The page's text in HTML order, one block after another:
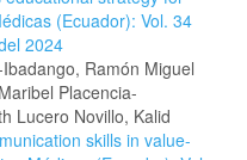
(Ecuador): Vol. 34
2024
Ramón Miguel
Placencia-
Lucero Novillo, Kalid
skills in value-